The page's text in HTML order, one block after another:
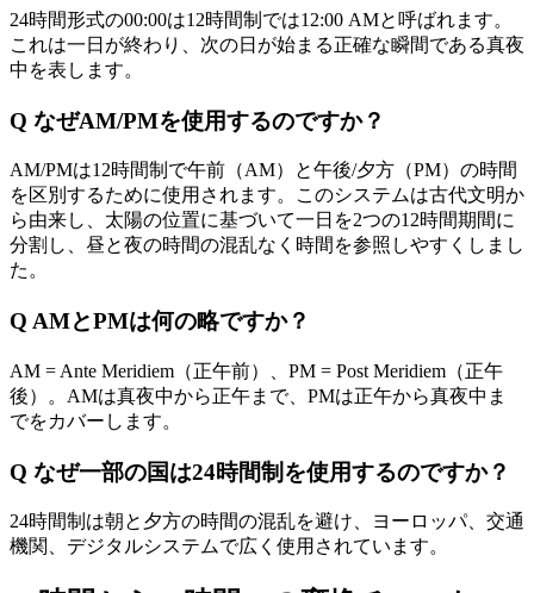
24時間形式の00:00は12時間制では12:00 AMと呼ばれます。
これは一日が終わり、次の日が始まる正確な瞬間である真夜
中を表します。
Q なぜAM/PMを使用するのですか？
AM/PMは12時間制で午前（AM）と午後/夕方（PM）の時間
を区別するために使用されます。このシステムは古代文明か
ら由来し、太陽の位置に基づいて一日を2つの12時間期間に
分割し、昼と夜の時間の混乱なく時間を参照しやすくしまし
た。
Q AMとPMは何の略ですか？
AM = Ante Meridiem（正午前）、PM = Post Meridiem（正午
後）。AMは真夜中から正午まで、PMは正午から真夜中ま
でをカバーします。
Q なぜ一部の国は24時間制を使用するのですか？
24時間制は朝と夕方の時間の混乱を避け、ヨーロッパ、交通
機関、デジタルシステムで広く使用されています。